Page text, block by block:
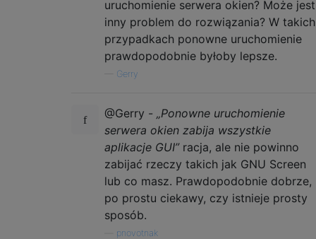
uruchomienie serwera okien? Może jest
inny problem do rozwiązania? W takich
przypadkach ponowne uruchomienie
prawdopodobnie byłoby lepsze.
Gerry
@Gerry - „Ponowne uruchomienie
serwera okien zabija wszystkie
aplikacje GUI” racja, ale nie powinno
zabijać rzeczy takich jak GNU Screen
lub co masz. Prawdopodobnie dobrze,
po prostu ciekawy, czy istnieje prosty
sposób.
pnovotnak